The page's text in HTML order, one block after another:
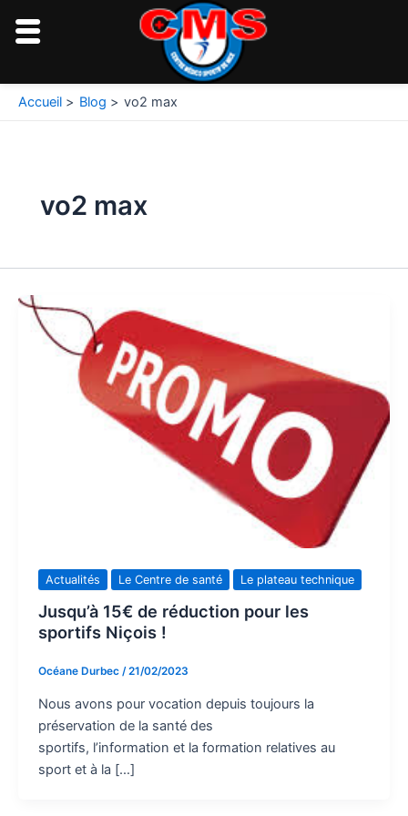
Accueil Blog vo2 max
vo2 max
Actualités Le Centre de santé Le plateau technique
Jusqu’à 15€ de réduction pour les
sportifs Niçois !
Océane Durbec /21/02/2023
Nous avons pour vocation depuis toujours la
préservation de la santé des
sportifs, l’information et la formation relatives au
sport et à la […]